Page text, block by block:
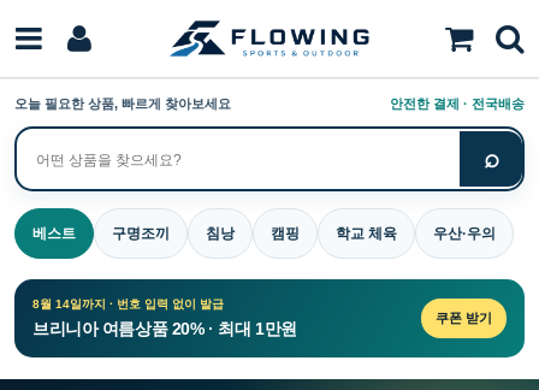
오늘 필요한 상품, 빠르게 찾아보세요 안전한 결제 · 전국배송
상
품
검
색
⌕
베스트 구명조끼 침낭 캠핑 학교 체육 우산·우의
8월 14일까지 · 번호 입력 없이 발급
브리니아 여름상품 20% · 최대 1만원
쿠폰 받기